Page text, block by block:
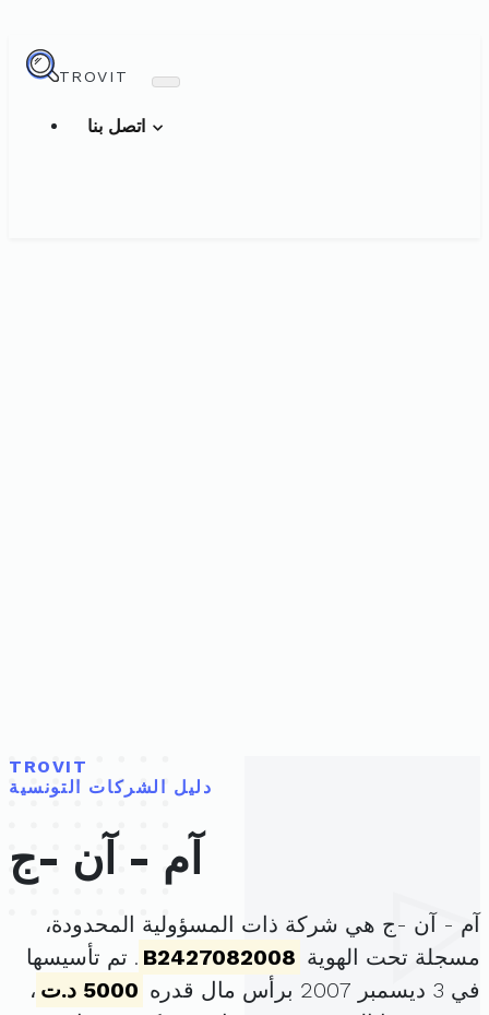
TROVIT
TROVIT
دليل الشركات التونسية
آم - آن -ج
آم - آن -ج هي شركة ذات المسؤولية المحدودة،
مسجلة تحت الهوية B2427082008 . تم تأسيسها
في 3 ديسمبر 2007 برأس مال قدره
5000 د.ت
،